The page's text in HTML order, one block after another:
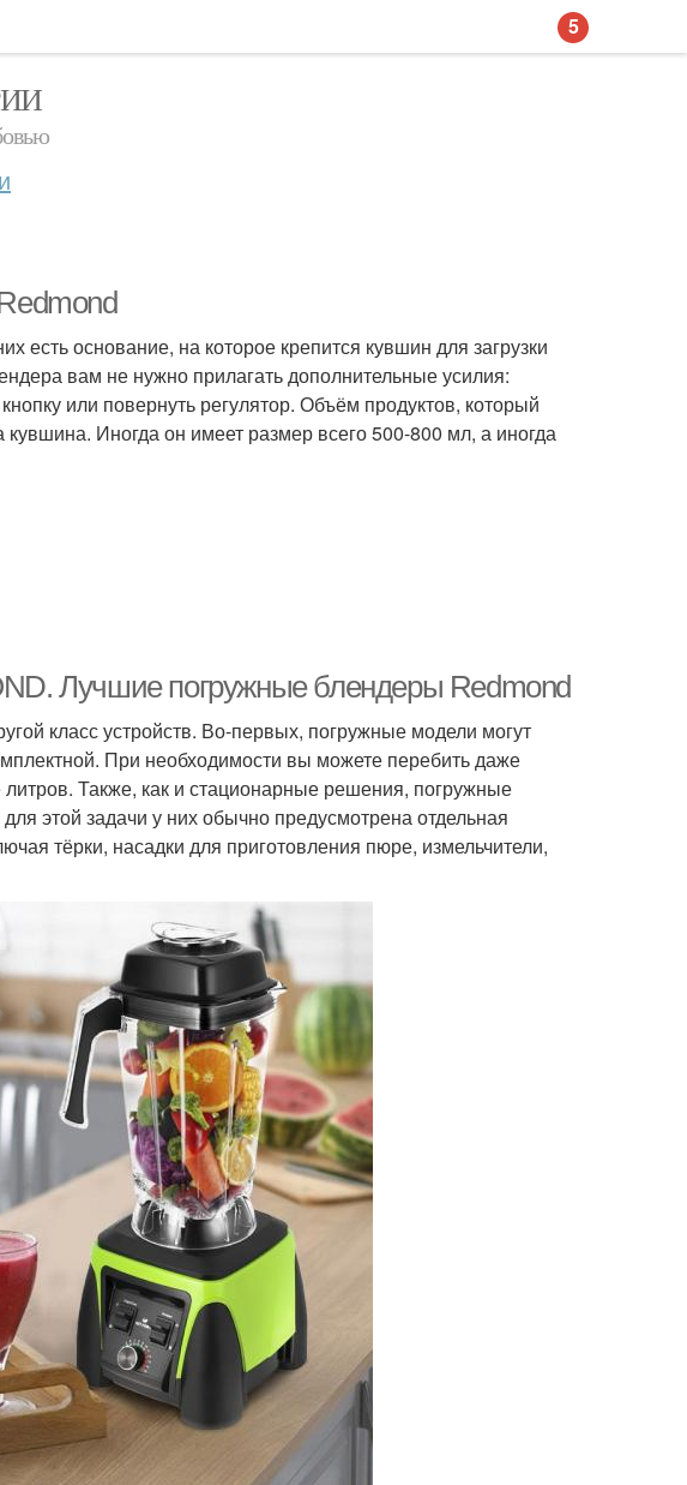
основание, на которое крепится кувшин для загрузки
вам не нужно прилагать дополнительные усилия:
или повернуть регулятор. Объём продуктов, который
кувшина. Иногда он имеет размер всего 500-800 мл, а иногда
Лучшие погружные блендеры Redmond
класс устройств. Во-первых, погружные модели могут
При необходимости вы можете перебить даже
Также, как и стационарные решения, погружные
этой задачи у них обычно предусмотрена отдельная
тёрки, насадки для приготовления пюре, измельчители,
5